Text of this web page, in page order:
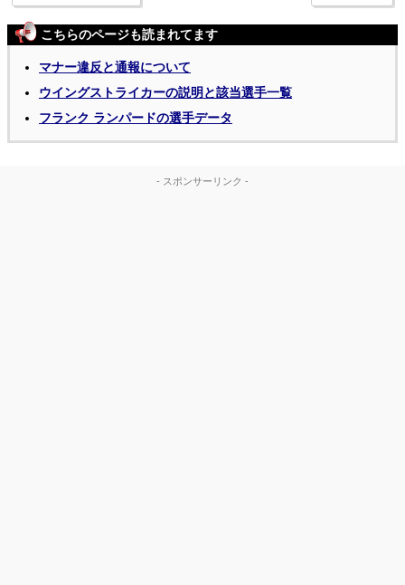
こちらのページも読まれてます
マナー違反と通報について
ウイングストライカーの説明と該当選手一覧
フランク ランパードの選手データ
- スポンサーリンク -